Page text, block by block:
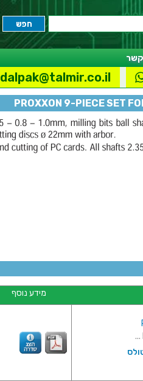
קשר
dalpak@talmir.co.il
PROXXON 9-PIECE SET
מידע נוסף